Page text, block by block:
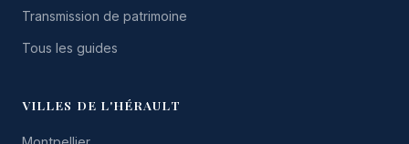
Transmission de patrimoine
Tous les guides
VILLES DE L'HÉRAULT